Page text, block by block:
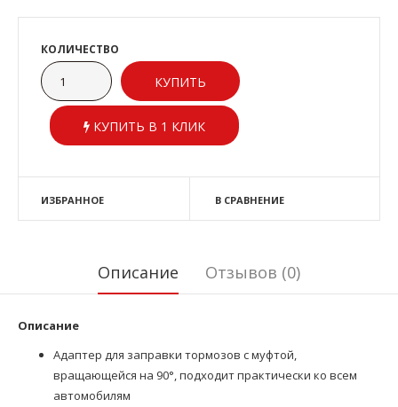
КОЛИЧЕСТВО
КУПИТЬ В 1 КЛИК
ИЗБРАННОЕ В СРАВНЕНИЕ
Описание Отзывов (0)
Описание
Адаптер для заправки тормозов с муфтой,
вращающейся на 90°, подходит практически ко всем
автомобилям